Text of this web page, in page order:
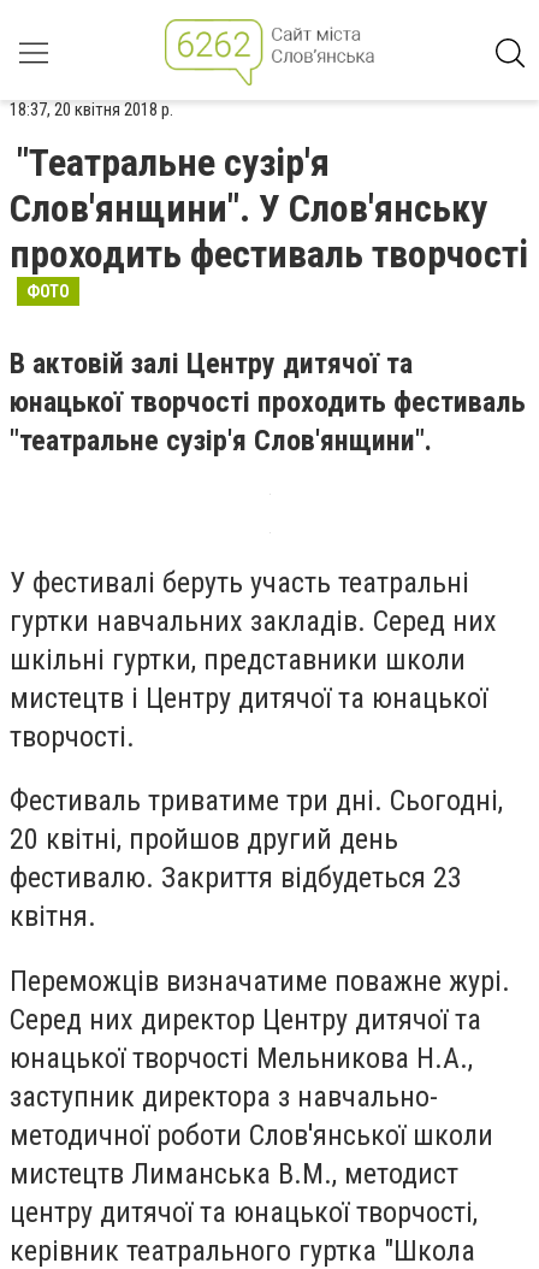
18:37, 20 квітня 2018 р.
"Театральне сузір'я
Слов'янщини". У Слов'янську
проходить фестиваль творчості
ФОТО
В актовій залі Центру дитячої та
юнацької творчості проходить фестиваль
"театральне сузір'я Слов'янщини".
У фестивалі беруть участь театральні
гуртки навчальних закладів. Серед них
шкільні гуртки, представники школи
мистецтв і Центру дитячої та юнацької
творчості.
Фестиваль триватиме три дні. Сьогодні,
20 квітні, пройшов другий день
фестивалю. Закриття відбудеться 23
квітня.
Переможців визначатиме поважне журі.
Серед них директор Центру дитячої та
юнацької творчості Мельникова Н.А.,
заступник директора з навчально-
методичної роботи Слов'янської школи
мистецтв Лиманська В.М., методист
центру дитячої та юнацької творчості,
керівник театрального гуртка "Школа